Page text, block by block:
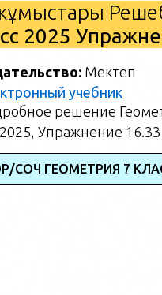
2025
Мектеп
учебник
решение
Упражнение 16.33
СОЧ ГЕОМЕТРИЯ 7